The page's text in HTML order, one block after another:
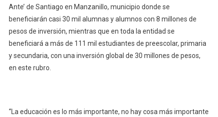
Santiago
Ante’ de Santiago en Manzanillo, municipio donde se
beneficiarán casi 30 mil alumnas y alumnos con 8 millones de
pesos de inversión, mientras que en toda la entidad se
beneficiará a más de 111 mil estudiantes de preescolar, primaria
y secundaria, con una inversión global de 30 millones de pesos,
en este rubro.
“La educación es lo más importante, no hay cosa más importante